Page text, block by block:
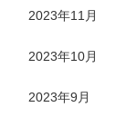
2023年11月
2023年10月
2023年9月